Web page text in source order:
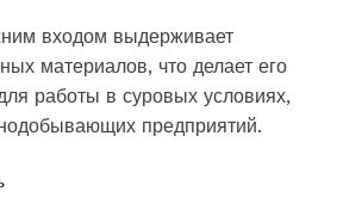
входом выдерживает
материалов, что делает его
работы в суровых условиях,
предприятий.